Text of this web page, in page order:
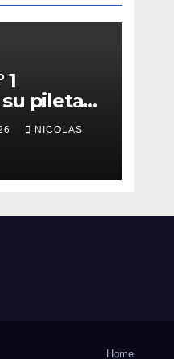
1
pileta
años: la
el
la
de miles
NICOLAS
Home